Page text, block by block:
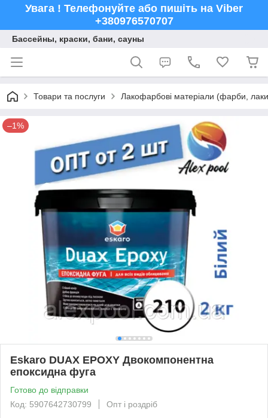
Увага ! Телефонуйте або пишіть на Viber
+380976570707
Бассейны, краски, бани, сауны
Товари та послуги Лакофарбові матеріали (фарби,
–1%
Eskaro DUAX EPOXY Двокомпонентна
епоксидна фуга
Готово до відправки
Код: 5907642730799
Опт і роздріб